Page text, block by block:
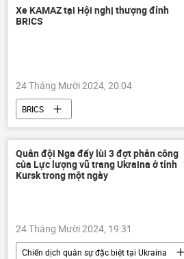
vi phạm sai phạm
Xe KAMAZ tại Hội nghị thượng đỉnh
BRICS
24 Tháng Mười 2024, 20:04
BRICS
Hội nghị thượng đỉnh BRICS tại Kazan 2024
Kazan
KAMAZ
Thế giới
thông tin
Nga
xe buýt
Quan điểm-Ý kiến
Quân đội Nga đẩy lùi 3 đợt phản công
của Lực lượng vũ trang Ukraina ở tỉnh
Kursk trong một ngày
24 Tháng Mười 2024, 19:31
Chiến dịch quân sự đặc biệt tại Ukraina